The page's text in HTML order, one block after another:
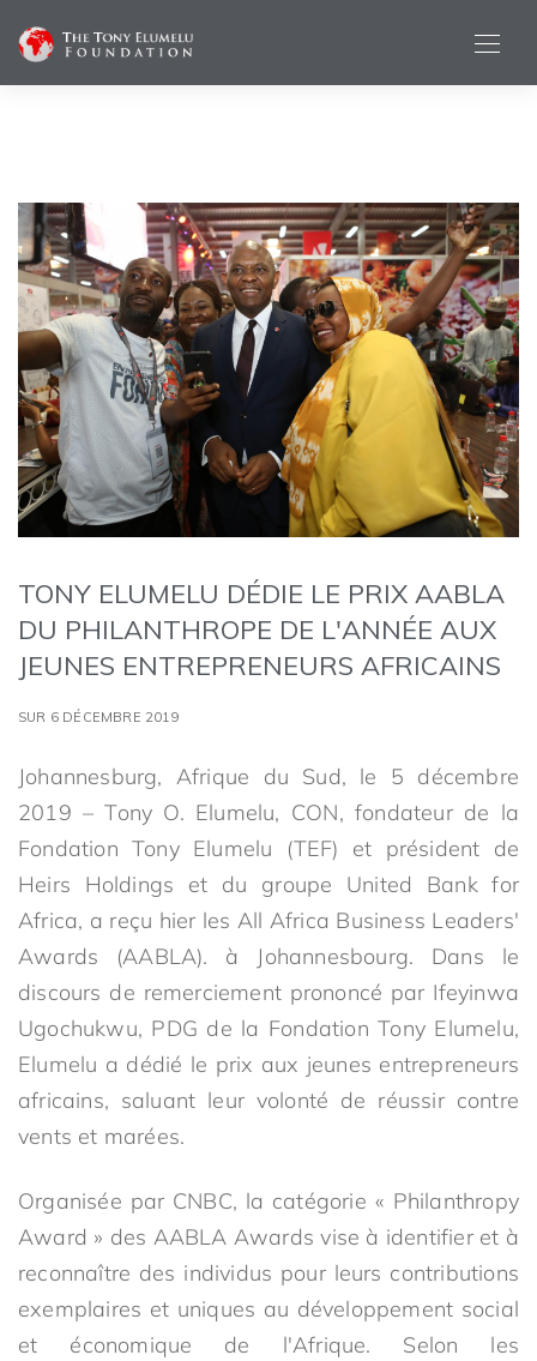
TONY ELUMELU DÉDIE LE PRIX AABLA
DU PHILANTHROPE DE L'ANNÉE AUX
JEUNES ENTREPRENEURS AFRICAINS
SUR 6 DÉCEMBRE 2019
Johannesburg, Afrique du Sud, le 5 décembre
2019 – Tony O. Elumelu, CON, fondateur de la
Fondation Tony Elumelu (TEF) et président de
Heirs Holdings et du groupe United Bank for
Africa, a reçu hier les All Africa Business Leaders'
Awards (AABLA). à Johannesbourg. Dans le
discours de remerciement prononcé par Ifeyinwa
Ugochukwu, PDG de la Fondation Tony Elumelu,
Elumelu a dédié le prix aux jeunes entrepreneurs
africains, saluant leur volonté de réussir contre
vents et marées.
Organisée par CNBC, la catégorie « Philanthropy
Award » des AABLA Awards vise à identifier et à
reconnaître des individus pour leurs contributions
exemplaires et uniques au développement social
et économique de l'Afrique. Selon les